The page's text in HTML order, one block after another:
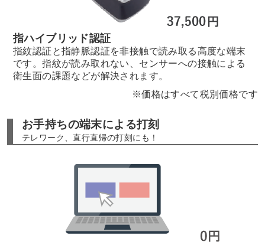
指ハイブリッド認証
指紋認証と指静脈認証を非接触で読み取る高度な端末
です。指紋が読み取れない、センサーへの接触による
衛生面の課題などが解決されます。
※価格はすべて税別価格です
お手持ちの端末による打刻
テレワーク、直行直帰の打刻にも！